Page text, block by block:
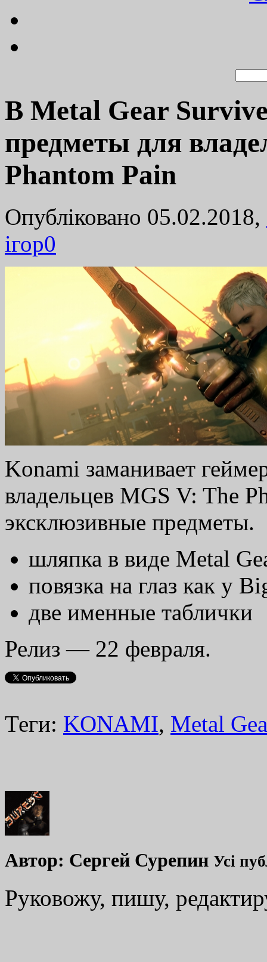
В Metal Gear
предметы для
Phantom Pain
Опубліковано 05.02.2018,
ігор0
Konami заманивает
владельцев MGS V: The
эксклюзивные предметы.
шляпка в виде Metal
повязка на глаз как у
две именные таблички
Релиз — 22 февраля.
Теги: KONAMI, Metal
Автор: Сергей Сурепин Усі
Руковожу, пишу,